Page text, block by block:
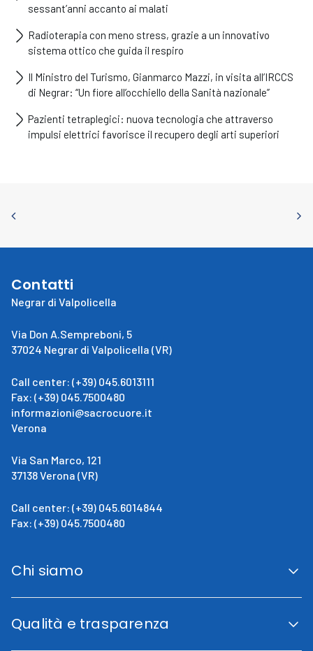
sessant’anni accanto ai malati
Radioterapia con meno stress, grazie a un innovativo
sistema ottico che guida il respiro
Il Ministro del Turismo, Gianmarco Mazzi, in visita all’IRCCS
di Negrar: “Un fiore all’occhiello della Sanità nazionale”
Pazienti tetraplegici: nuova tecnologia che attraverso
impulsi elettrici favorisce il recupero degli arti superiori
Contatti
Negrar di Valpolicella
Via Don A.Sempreboni, 5
37024 Negrar di Valpolicella (VR)
Call center: (+39) 045.6013111
Fax: (+39) 045.7500480
informazioni@sacrocuore.it
Verona
Via San Marco, 121
37138 Verona (VR)
Call center: (+39) 045.6014844
Fax: (+39) 045.7500480
Chi siamo
San Giovanni Calabria
La direzione
Qualità e trasparenza